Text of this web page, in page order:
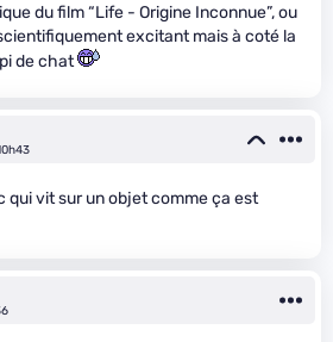
du film “Life - Origine Inconnue”, ou
excitant mais à coté la
de chat
qui vit sur un objet comme ça est